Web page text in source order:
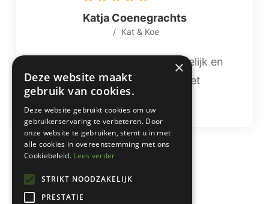
Katja Coenegrachts
Kat & Koe
Super tevreden! Gebruiksvriendelijk en
één op één hulp als je er even niet
uitkomt.
×
Deze website maakt
gebruik van cookies.
Deze website gebruikt cookies om uw
gebruikerservaring te verbeteren. Door
onze website te gebruiken, stemt u in met
alle cookies in overeenstemming met ons
Cookiebeleid. Lees verder
STRIKT NOODZAKELIJK
PRESTATIE